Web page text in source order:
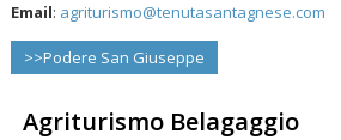
Email: agriturismo@tenutasantagnese.com
>>Podere San Giuseppe
Agriturismo Belagaggio